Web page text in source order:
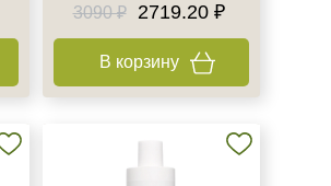
3090 ₽
2719.20 ₽
В корзину